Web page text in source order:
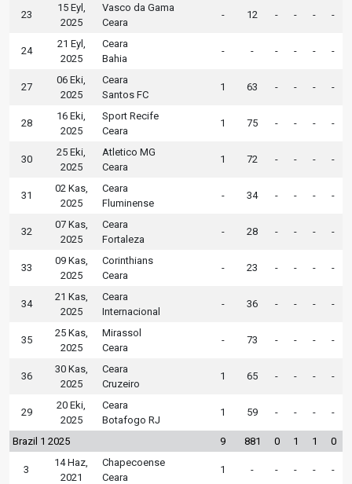
23
15 Eyl,
2025
Vasco da Gama
Ceara
- 12 - - - -
24
21 Eyl,
2025
Ceara
Bahia
- - - - - -
27
06 Eki,
2025
Ceara
Santos FC
1 63 - - - -
28
16 Eki,
2025
Sport Recife
Ceara
1 75 - - - -
30
25 Eki,
2025
Atletico MG
Ceara
1 72 - - - -
31
02 Kas,
2025
Ceara
Fluminense
- 34 - - - -
32
07 Kas,
2025
Ceara
Fortaleza
- 28 - - - -
33
09 Kas,
2025
Corinthians
Ceara
- 23 - - - -
34
21 Kas,
2025
Ceara
Internacional
- 36 - - - -
35
25 Kas,
2025
Mirassol
Ceara
- 73 - - - -
36
30 Kas,
2025
Ceara
Cruzeiro
1 65 - - - -
29
20 Eki,
2025
Ceara
Botafogo RJ
1 59 - - - -
Brazil 1 2025 9 881 0 1 1 0
3
14 Haz,
2021
Chapecoense
Ceara
1 - - - - -